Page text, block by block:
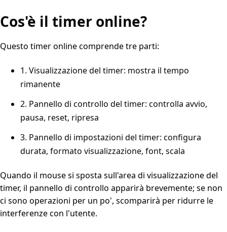
Cos'è il timer online?
Questo timer online comprende tre parti:
1. Visualizzazione del timer: mostra il tempo
rimanente
2. Pannello di controllo del timer: controlla avvio,
pausa, reset, ripresa
3. Pannello di impostazioni del timer: configura
durata, formato visualizzazione, font, scala
Quando il mouse si sposta sull'area di visualizzazione del
timer, il pannello di controllo apparirà brevemente; se non
ci sono operazioni per un po', scomparirà per ridurre le
interferenze con l'utente.